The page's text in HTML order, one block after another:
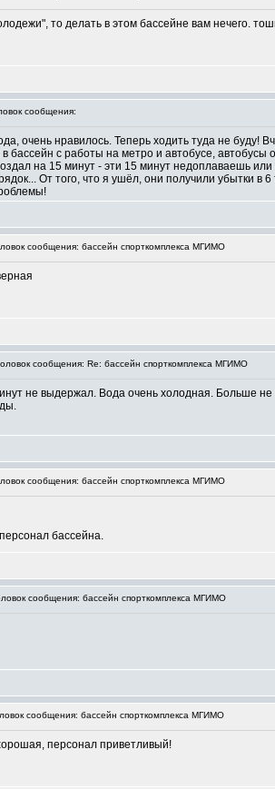
то делать в этом бассейне вам нечего.
сообщения:
очень нравилось. Теперь ходить туда не
бассейн с работы на метро и автобусе, автобусы
на 15 минут - эти 15 минут недоплаваешь
От того, что я ушёл, они получили убытки
сообщения: бассейн спорткомплекса МГИМО
сообщения: Re: бассейн спорткомплекса МГИМО
не выдержал. Вода очень холодная. Больше
сообщения: бассейн спорткомплекса МГИМО
бассейна.
сообщения: бассейн спорткомплекса МГИМО
сообщения: бассейн спорткомплекса МГИМО
персонал приветливый!